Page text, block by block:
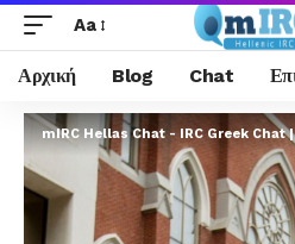
Aa
Αρχική Blog Chat